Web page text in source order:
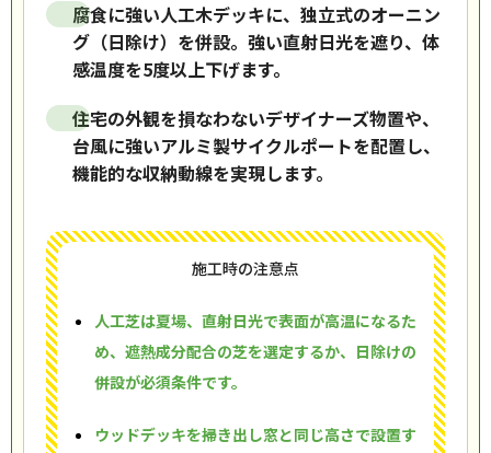
腐食に強い人工木デッキに、独立式のオーニン
グ（日除け）を併設。強い直射日光を遮り、体
感温度を5度以上下げます。
住宅の外観を損なわないデザイナーズ物置や、
台風に強いアルミ製サイクルポートを配置し、
機能的な収納動線を実現します。
施工時の注意点
人工芝は夏場、直射日光で表面が高温になるた
め、遮熱成分配合の芝を選定するか、日除けの
併設が必須条件です。
ウッドデッキを掃き出し窓と同じ高さで設置す